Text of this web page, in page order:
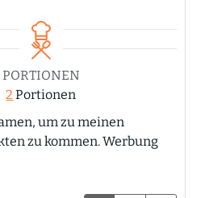
PORTIONEN
2 Portionen
zu kommen. Werbung